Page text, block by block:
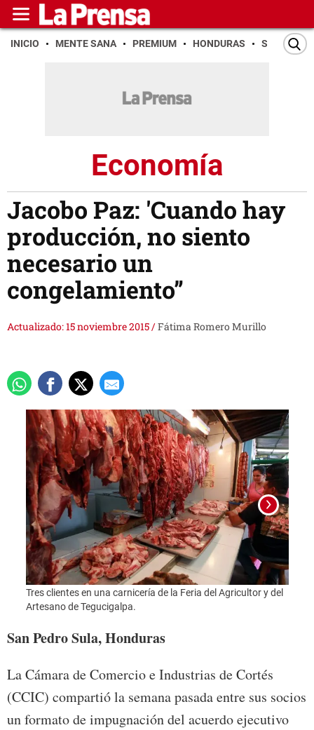
INICIO MENTE SANA PREMIUM HONDURAS SAN PEDRO
Economía
Jacobo Paz: 'Cuando hay
producción, no siento
necesario un
congelamiento”
Actualizado: 15 noviembre 2015/Fátima Romero Murillo
Tres clientes en una carnicería de la Feria del Agricultor y del
Artesano de Tegucigalpa.
San Pedro Sula, Honduras
La Cámara de Comercio e Industrias de Cortés
(CCIC) compartió la semana pasada entre sus socios
un formato de impugnación del acuerdo ejecutivo